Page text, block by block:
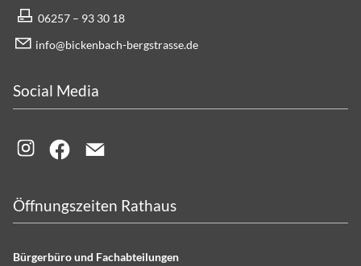
06257 – 93 30 18
info@bickenbach-bergstrasse.de
Social Media
Öffnungszeiten Rathaus
Bürgerbüro und Fachabteilungen